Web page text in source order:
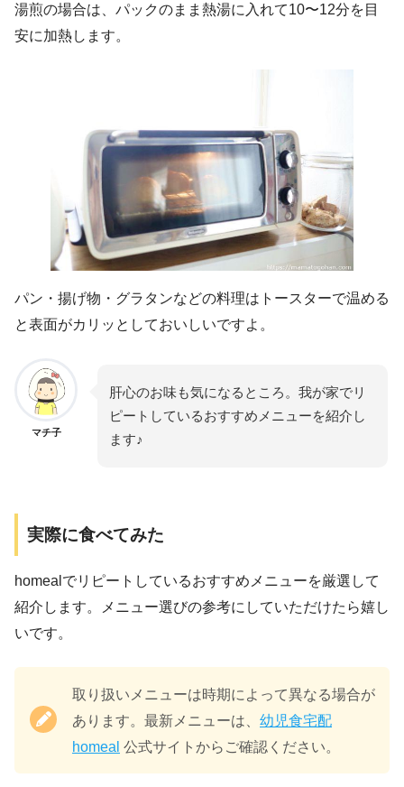
湯煎の場合は、パックのまま熱湯に入れて10〜12分を目
安に加熱します。
パン・揚げ物・グラタンなどの料理はトースターで温める
と表面がカリッとしておいしいですよ。
マチ子
肝心のお味も気になるところ。我が家でリ
ピートしているおすすめメニューを紹介し
ます♪
実際に食べてみた
homealでリピートしているおすすめメニューを厳選して
紹介します。メニュー選びの参考にしていただけたら嬉し
いです。
取り扱いメニューは時期によって異なる場合が
あります。最新メニューは、 幼児食宅配
homeal 公式サイトからご確認ください。